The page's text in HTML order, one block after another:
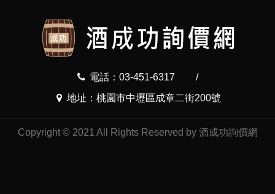
電話：03-451-6317
/
地址：桃園市中壢區成章二街200號
Copyright © 2021 All Rights Reserved by 酒成功詢價網